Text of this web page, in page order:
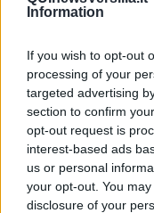
Information
If you wish to opt-out
processing of your
targeted advertising
section to confirm
opt-out request is
interest-based ads
us or personal
your opt-out. You
disclosure of your
BLOWIN' IN